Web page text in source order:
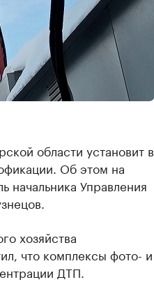
области установит в
Об этом на
начальника Управления
хозяйства
что комплексы фото- и
ДТП.